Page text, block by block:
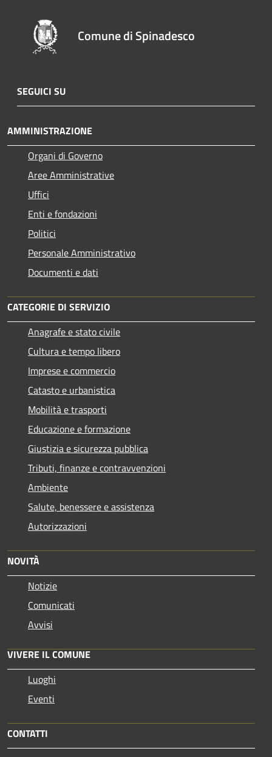
Comune di Spinadesco
SEGUICI SU
AMMINISTRAZIONE
Organi di Governo
Aree Amministrative
Uffici
Enti e fondazioni
Politici
Personale Amministrativo
Documenti e dati
CATEGORIE DI SERVIZIO
Anagrafe e stato civile
Cultura e tempo libero
Imprese e commercio
Catasto e urbanistica
Mobilità e trasporti
Educazione e formazione
Giustizia e sicurezza pubblica
Tributi, finanze e contravvenzioni
Ambiente
Salute, benessere e assistenza
Autorizzazioni
NOVITÀ
Notizie
Comunicati
Avvisi
VIVERE IL COMUNE
Luoghi
Eventi
CONTATTI